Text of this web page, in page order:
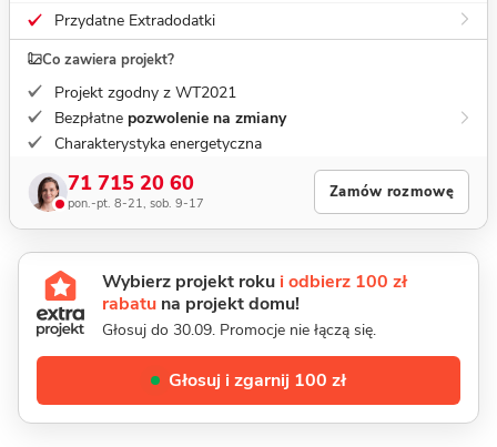
Przydatne Extradodatki
Co zawiera projekt?
Projekt zgodny z WT2021
Bezpłatne pozwolenie na zmiany
Charakterystyka energetyczna
71 715 20 60
pon.-pt. 8-21, sob. 9-17
Zamów rozmowę
Wybierz projekt roku i odbierz 100 zł
rabatu na projekt domu!
Głosuj do 30.09. Promocje nie łączą się.
Głosuj i zgarnij 100 zł